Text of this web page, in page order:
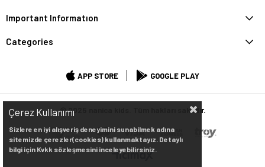
Important Informatıon
Categories
APP STORE GOOGLE PLAY
© 2025 nanica kids. Tüm hakları saklıdır.
Çerez Kullanımı
Sizlere en iyi alışveriş deneyimini sunabilmek adına
sitemizde çerezler(cookies) kullanmaktayız. Detaylı
bilgi için Kvkk sözleşmesini inceleyebilirsiniz.